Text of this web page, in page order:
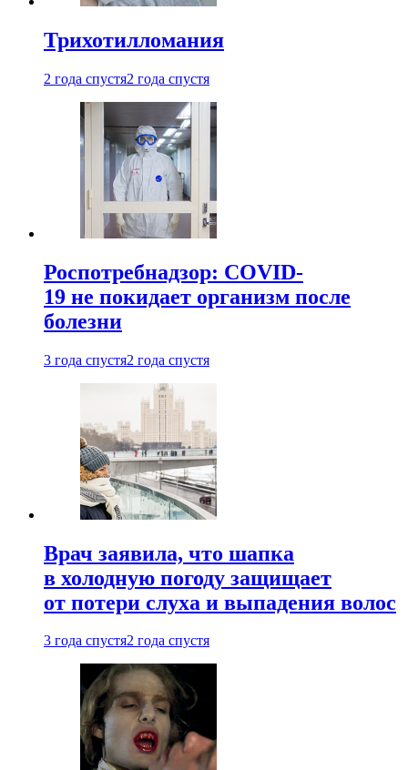
Трихотилломания
2 года спустя2 года спустя
Роспотребнадзор: COVID-
19 не покидает организм после
болезни
3 года спустя2 года спустя
Врач заявила, что шапка
в холодную погоду защищает
от потери слуха и выпадения волос
3 года спустя2 года спустя